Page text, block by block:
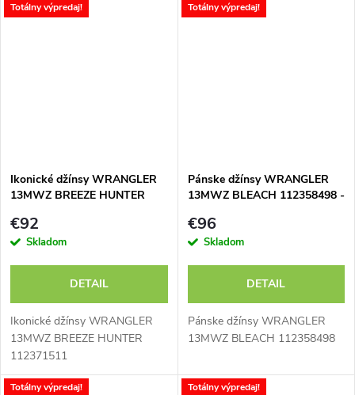
Totálny výpredaj!
Ikonické džínsy WRANGLER
13MWZ BREEZE HUNTER
€92
Skladom
DETAIL
Ikonické džínsy WRANGLER
13MWZ BREEZE HUNTER
112371511
Totálny výpredaj!
Pánske džínsy WRANGLER
13MWZ BLEACH 112358498 -
€96
Skladom
DETAIL
Pánske džínsy WRANGLER
13MWZ BLEACH 112358498
Totálny výpredaj! Totálny výpredaj!